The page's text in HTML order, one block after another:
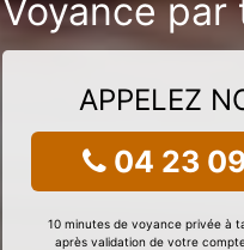
Voyance par
APPELEZ
04 23
10 minutes de voyance privée à
après validation de votre